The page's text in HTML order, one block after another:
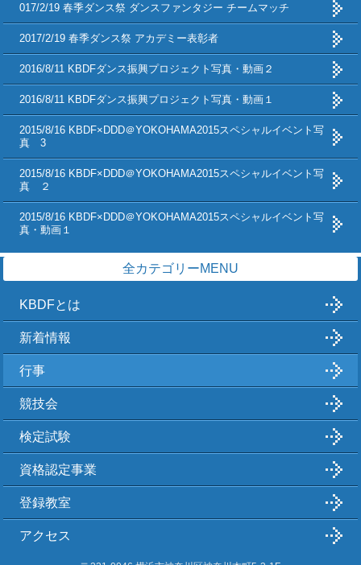
017/2/19 春季ダンス祭 ダンスファンタジー チームマッチ
2017/2/19 春季ダンス祭 アカデミー表彰者
2016/8/11 KBDFダンス振興プロジェクト写真・動画２
2016/8/11 KBDFダンス振興プロジェクト写真・動画１
2015/8/16 KBDF×DDD＠YOKOHAMA2015スペシャルイベント写
真 3
2015/8/16 KBDF×DDD＠YOKOHAMA2015スペシャルイベント写
真 ２
2015/8/16 KBDF×DDD＠YOKOHAMA2015スペシャルイベント写
真・動画１
全カテゴリーMENU
KBDFとは
新着情報
行事
競技会
検定試験
資格認定事業
登録教室
アクセス